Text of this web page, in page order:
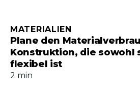
Plane den
Konstruktion, die sowohl
flexibel ist
MATERIALIEN
2 min